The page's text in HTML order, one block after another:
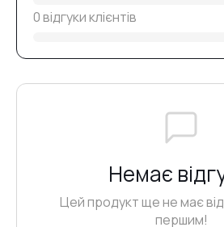
0 відгуки клієнтів
Немає
Цей продукт ще не має
першим!